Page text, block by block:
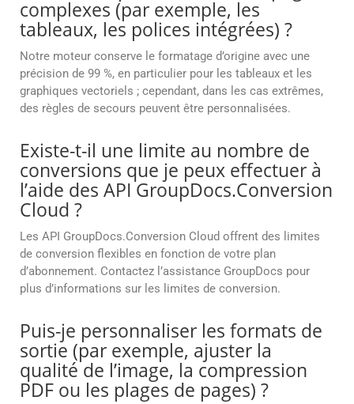
complexes (par exemple, les
tableaux, les polices intégrées) ?
Notre moteur conserve le formatage d’origine avec une
précision de 99 %, en particulier pour les tableaux et les
graphiques vectoriels ; cependant, dans les cas extrêmes,
des règles de secours peuvent être personnalisées.
Existe-t-il une limite au nombre de
conversions que je peux effectuer à
l’aide des API GroupDocs.Conversion
Cloud ?
Les API GroupDocs.Conversion Cloud offrent des limites
de conversion flexibles en fonction de votre plan
d’abonnement. Contactez l’assistance GroupDocs pour
plus d’informations sur les limites de conversion.
Puis-je personnaliser les formats de
sortie (par exemple, ajuster la
qualité de l’image, la compression
PDF ou les plages de pages) ?